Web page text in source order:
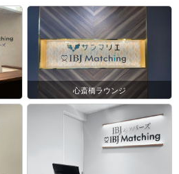
心斎橋ラウンジ